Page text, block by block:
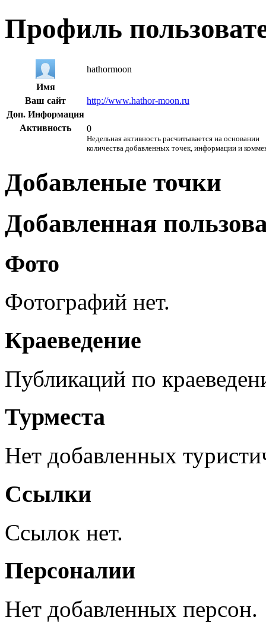
Профиль
hathormoon
Имя
Ваш сайт
http://www.hathor-moon.ru
Доп. Информация
Активность
0
Недельная активность расчитывается на основании
количества добавленных точек, информации и
Добавленые точки
Добавленная
Фото
Фотографий нет.
Краеведение
Публикаций по
Турместа
Нет добавленных
Ссылки
Ссылок нет.
Персоналии
Нет добавленных персон.